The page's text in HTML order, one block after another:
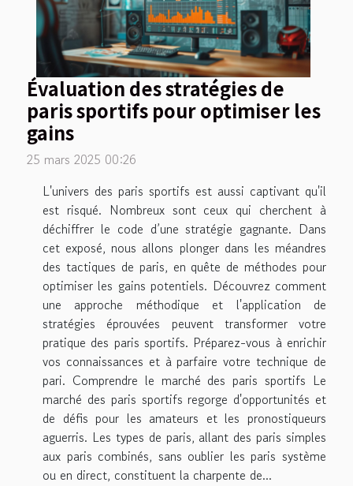
Évaluation des stratégies de
paris sportifs pour optimiser les
gains
25 mars 2025 00:26
L'univers des paris sportifs est aussi captivant qu'il
est risqué. Nombreux sont ceux qui cherchent à
déchiffrer le code d’une stratégie gagnante. Dans
cet exposé, nous allons plonger dans les méandres
des tactiques de paris, en quête de méthodes pour
optimiser les gains potentiels. Découvrez comment
une approche méthodique et l'application de
stratégies éprouvées peuvent transformer votre
pratique des paris sportifs. Préparez-vous à enrichir
vos connaissances et à parfaire votre technique de
pari. Comprendre le marché des paris sportifs Le
marché des paris sportifs regorge d'opportunités et
de défis pour les amateurs et les pronostiqueurs
aguerris. Les types de paris, allant des paris simples
aux paris combinés, sans oublier les paris système
ou en direct, constituent la charpente de...